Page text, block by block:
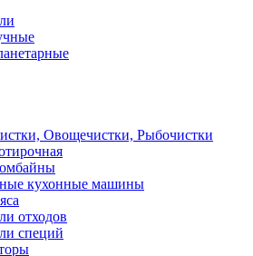
Овощечистки, Рыбочистки
кухонные машины
отходов
специй